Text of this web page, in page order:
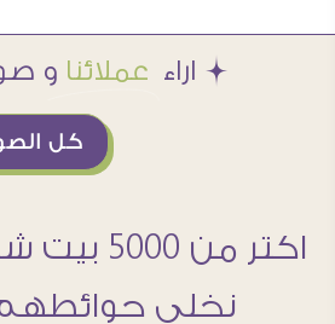
Æ اراء عملائنا و
كل
اكتر من
نخلى